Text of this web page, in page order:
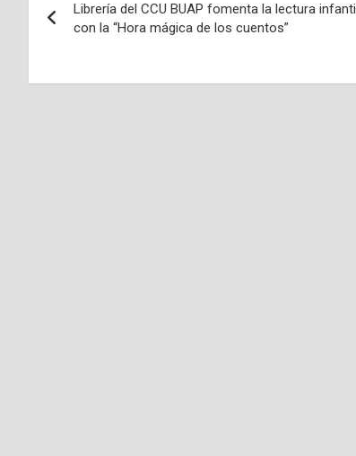
de
Librería del CCU BUAP fomenta la lectura infantil
con la “Hora mágica de los cuentos”